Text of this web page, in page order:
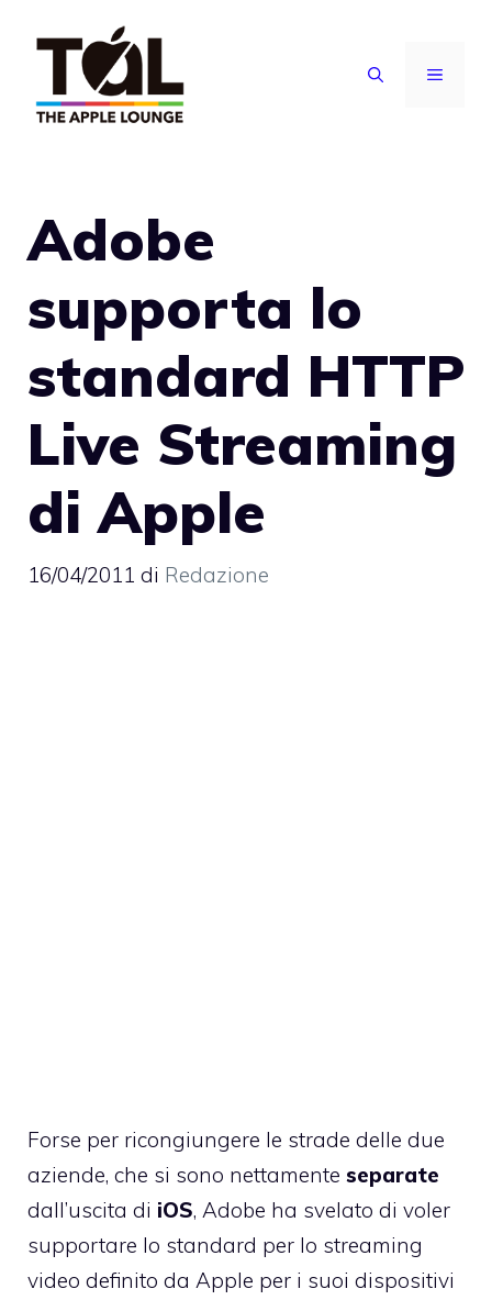
contenuto
MENU
Adobe
supporta lo
standard HTTP
Live Streaming
di Apple
16/04/2011 di Redazione
Forse per ricongiungere le strade delle due
aziende, che si sono nettamente separate
dall’uscita di iOS, Adobe ha svelato di voler
supportare lo standard per lo streaming
video definito da Apple per i suoi dispositivi